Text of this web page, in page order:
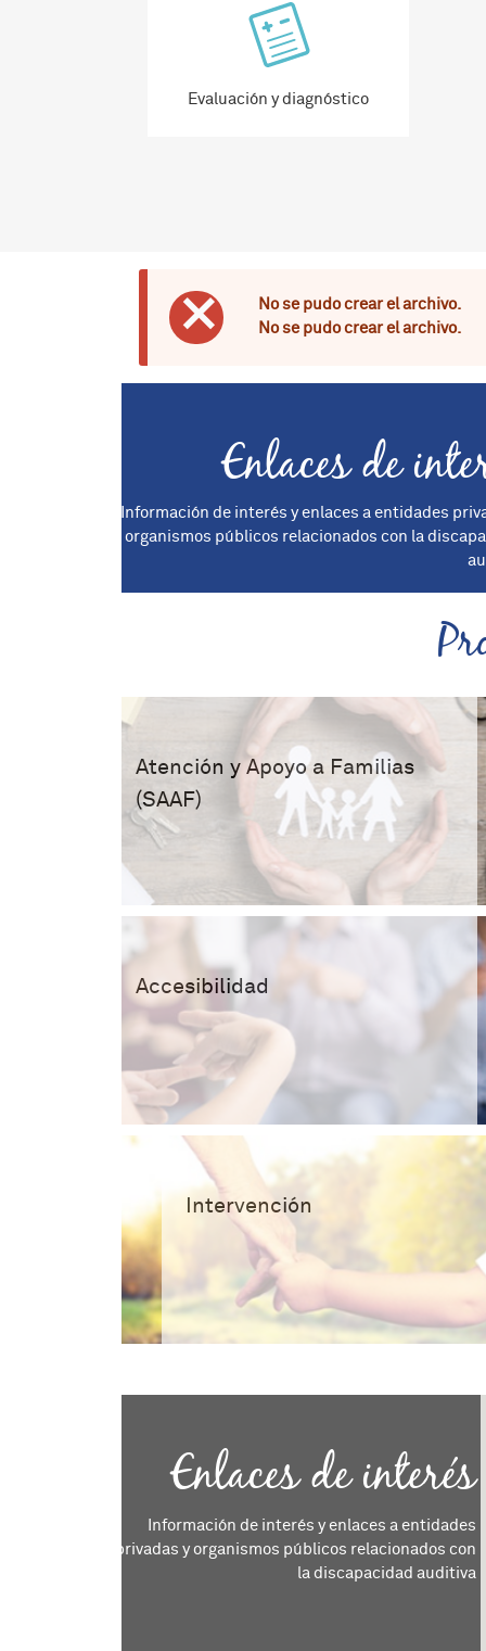
Evaluación y diagnóstico
Mensaje de
No se pudo crear el archivo.
No se pudo crear el archivo.
Enlaces de
Información de interés y enlaces a entidades
organismos públicos relacionados con la
Atención y Apoyo a Familias
(SAAF)
Accesibilidad
Intervención
Enlaces de interés
Información de interés y enlaces a entidades
privadas y organismos públicos relacionados con
la discapacidad auditiva